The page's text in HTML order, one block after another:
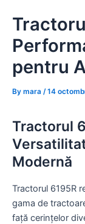
content
pentru
By mara /14
Tractorul
Modernă
Tractorul 6195R
gama de
față cerințelor